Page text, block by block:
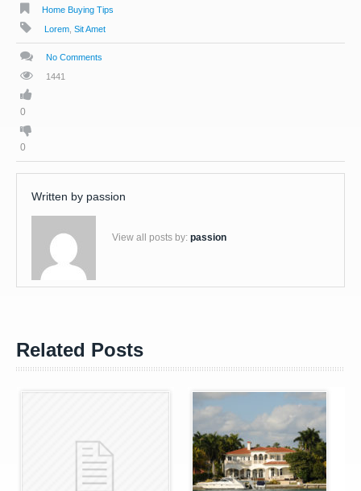
Home Buying Tips
Lorem Sit Amet
No Comments
1441
0
0
Written by passion
View all posts by: passion
Related Posts